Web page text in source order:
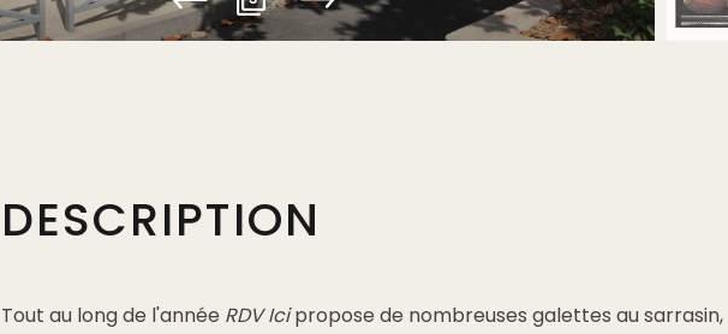
DESCRIPTION
Tout au long de l'année RDV Icipropose de nombreuses galettes au sarrasin,